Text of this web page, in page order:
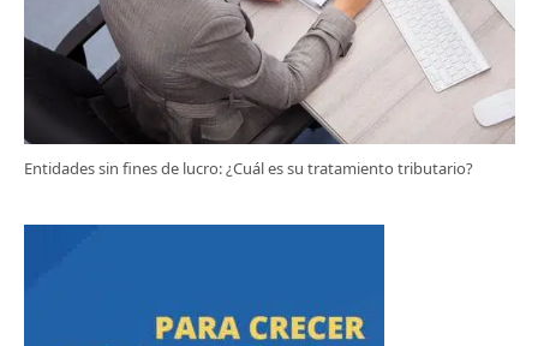
Entidades sin fines de lucro: ¿Cuál es su tratamiento tributario?